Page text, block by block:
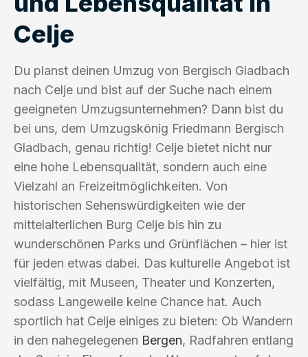
Celje
Du planst deinen Umzug von Bergisch Gladbach
nach Celje und bist auf der Suche nach einem
geeigneten Umzugsunternehmen? Dann bist du
bei uns, dem Umzugskönig Friedmann Bergisch
Gladbach, genau richtig! Celje bietet nicht nur
eine hohe Lebensqualität, sondern auch eine
Vielzahl an Freizeitmöglichkeiten. Von
historischen Sehenswürdigkeiten wie der
mittelalterlichen Burg Celje bis hin zu
wunderschönen Parks und Grünflächen – hier ist
für jeden etwas dabei. Das kulturelle Angebot ist
vielfältig, mit Museen, Theater und Konzerten,
sodass Langeweile keine Chance hat. Auch
sportlich hat Celje einiges zu bieten: Ob Wandern
in den nahegelegenen Bergen, Radfahren entlang